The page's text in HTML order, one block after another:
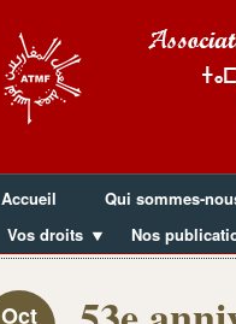
Accueil Qui sommes-
Vos droits
Nos
Oct